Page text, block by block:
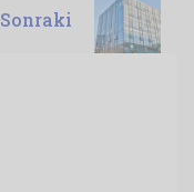
Sonraki